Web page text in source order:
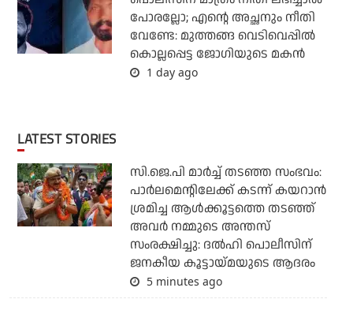
പോരല്ലോ; എന്റെ അച്ഛനും നീതി
വേണ്ടേ: മുത്തങ്ങ വെടിവെപ്പില്‍
കൊല്ലപ്പെട്ട ജോഗിയുടെ മകന്‍
1 day ago
LATEST STORIES
സി.ജെ.പി മാര്‍ച്ച് തടഞ്ഞ സംഭവം:
പാര്‍ലമെന്റിലേക്ക് കടന്ന് കയറാന്‍
ശ്രമിച്ച ആള്‍ക്കൂട്ടത്തെ തടഞ്ഞ്
അവര്‍ നമ്മുടെ അന്തസ്
സംരക്ഷിച്ചു: ദല്‍ഹി പൊലീസിന്
ജനകീയ കൂട്ടായ്മയുടെ ആദരം
5 minutes ago